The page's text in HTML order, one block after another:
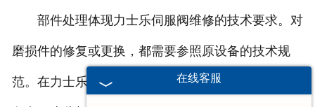
部件处理体现力士乐伺服阀维修的技术要求。对
磨损件的修复或更换，都需要参照原设备的技术规
范。在力士乐伺服阀维修中，密封件的处理需要特别
在线客服